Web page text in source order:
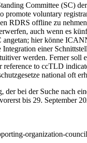
Committee (SC)
voluntary
RDRS offline zu
auch wenn es
hier könne
einer
werden. Ferner
reference to ccTLD
national oft
bei der Suche nach
bis 29. September
organization-